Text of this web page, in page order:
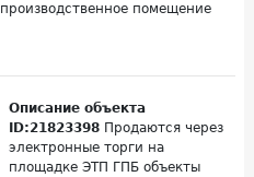
производственное помещение
Описание объекта
ID:21823398 Продаются через
электронные торги на
площадке ЭТП ГПБ объекты